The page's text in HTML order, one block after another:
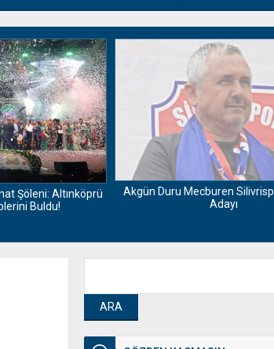
Şöleni: Altınköprü
Buldu!
Akgün Duru Mecburen
Adayı